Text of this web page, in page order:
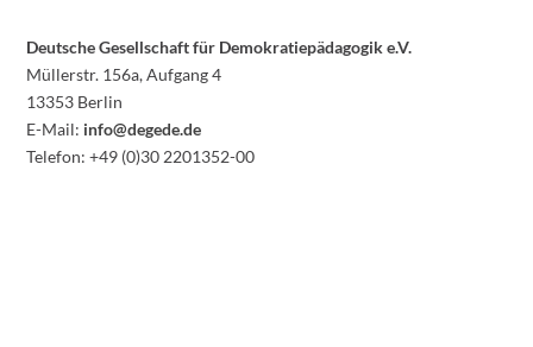
Deutsche Gesellschaft für Demokratiepädagogik e.V.
Müllerstr. 156a, Aufgang 4
13353 Berlin
E-Mail: info@degede.de
Telefon: +49 (0)30 2201352-00